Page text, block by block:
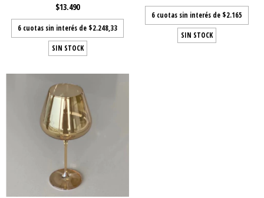
$13.490
6 cuotas sin interés de $2.248,33
SIN STOCK
6 cuotas sin interés de $2.165
SIN STOCK